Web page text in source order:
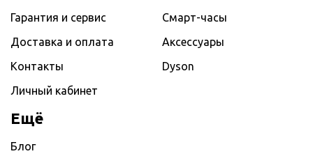
Гарантия и сервис
Доставка и оплата
Контакты
Личный кабинет
Смарт-часы
Аксессуары
Dyson
Ещё
Блог